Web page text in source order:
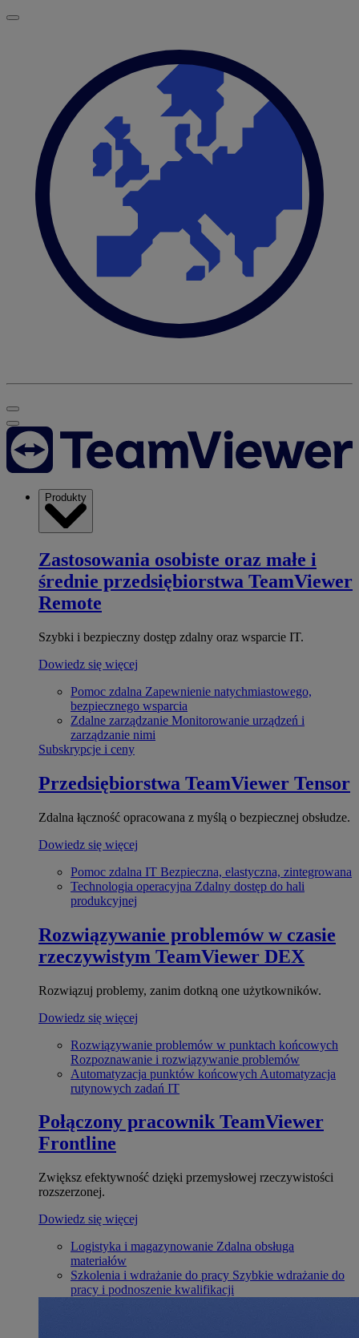
Produkty
Zastosowania osobiste oraz małe i
średnie przedsiębiorstwa TeamViewer
Remote
Szybki i bezpieczny dostęp zdalny oraz wsparcie IT.
Dowiedz się więcej
Pomoc zdalna Zapewnienie natychmiastowego,
bezpiecznego wsparcia
Zdalne zarządzanie Monitorowanie urządzeń i
zarządzanie nimi
Subskrypcje i ceny
Przedsiębiorstwa TeamViewer Tensor
Zdalna łączność opracowana z myślą o bezpiecznej obsłudze.
Dowiedz się więcej
Pomoc zdalna IT Bezpieczna, elastyczna, zintegrowana
Technologia operacyjna Zdalny dostęp do hali
produkcyjnej
Rozwiązywanie problemów w czasie
rzeczywistym TeamViewer DEX
Rozwiązuj problemy, zanim dotkną one użytkowników.
Dowiedz się więcej
Rozwiązywanie problemów w punktach końcowych
Rozpoznawanie i rozwiązywanie problemów
Automatyzacja punktów końcowych Automatyzacja
rutynowych zadań IT
Połączony pracownik TeamViewer
Frontline
Zwiększ efektywność dzięki przemysłowej rzeczywistości
rozszerzonej.
Dowiedz się więcej
Logistyka i magazynowanie Zdalna obsługa
materiałów
Szkolenia i wdrażanie do pracy Szybkie wdrażanie do
pracy i podnoszenie kwalifikacji